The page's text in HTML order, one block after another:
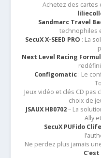
Achetez des cartes
Sandmarc Travel
technophiles
SecuX X-SEED PRO : La
Next Level Racing
Configomatic: Le
Jeux vidéo et clés CD pas
choix de
JSAUX HB0702– La
Ally
SecuX PUFido
Ne perdez plus jamais